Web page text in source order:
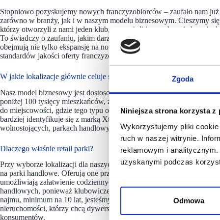
Zgoda
Niniejsza strona korzysta z
Wykorzystujemy pliki
ruch w naszej witrynie.
reklamowym i
uzyskanymi podczas
Odmowa
Stopniowo pozyskujemy nowych franczyzobiorców – zaufało nam
zarówno w branży, jak i w naszym modelu biznesowym. Cieszymy
którzy otworzyli z nami jeden klub, zauważyli jego sukces i chcą się
To świadczy o zaufaniu, jakim darzony jest nie tylko nasz model, ale
obejmują nie tylko ekspansję na nowe terytoria i zwiększanie liczby
standardów jakości oferty franczyzowej i usług dla klientów
W jakie lokalizacje głównie celuje sieć? Czy duże miasta nie są już
Nasz model biznesowy jest dostosowany zarówno do większych, jak
poniżej 100 tysięcy mieszkańców, z minimalnym progiem
do miejscowości, gdzie tego typu oferta jest niedostępna. Tym, co nas
bardziej identyfikuje się z marką Xtreme, co daje nam przewagę
wolnostojących, parkach handlowych oraz galeriach, przy czym
Dlaczego właśnie retail parki?
Przy wyborze lokalizacji dla naszych klubów priorytetem jest komfort
na parki handlowe. Oferują one przestronne parkingi i znajdują się w
umożliwiają załatwienie codziennych spraw, takich jak zakupy, przy
handlowych, ponieważ klubowicze odwiedzają je w mniej
najmu, minimum na 10 lat, jesteśmy stabilnym i wiarygodnym
nieruchomości, którzy chcą dywersyfikować działalność oraz
konsumentów.